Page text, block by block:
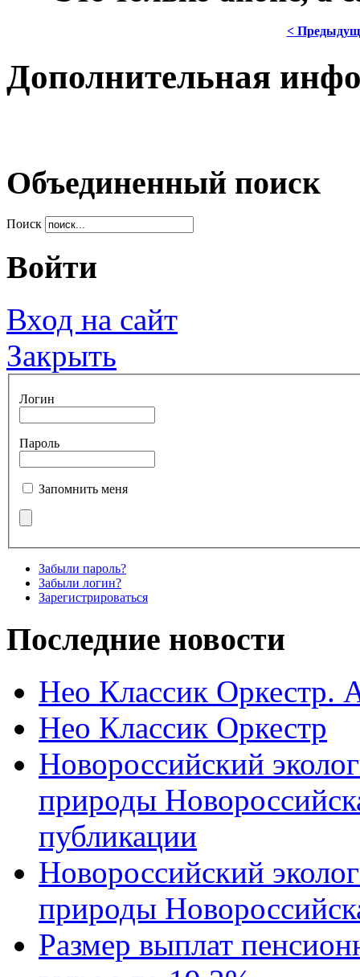
<
Дополнительная
Объединенный поиск
Поиск
Войти
Вход на сайт
Закрыть
Логин
Пароль
Запомнить меня
Забыли пароль?
Забыли логин?
Зарегистрироваться
Последние новости
Нео Классик Оркестр.
Нео Классик Оркестр
Новороссийский
природы
публикации
Новороссийский
природы
Размер выплат